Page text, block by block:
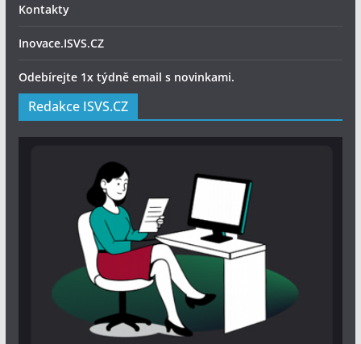
Kontakty
Inovace.ISVS.CZ
Odebírejte 1x týdně email s novinkami.
Redakce ISVS.CZ